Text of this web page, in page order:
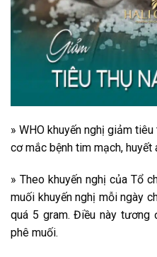
» WHO khuyến nghị giảm
cơ mắc bệnh tim mạch, huyết
» Theo khuyến nghị của Tổ
muối khuyến nghị mỗi ngày
quá 5 gram. Điều này
phê muối.